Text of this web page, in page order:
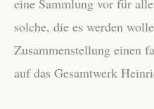
solche, die es werden
Zusammenstellung einen
auf das Gesamtwerk